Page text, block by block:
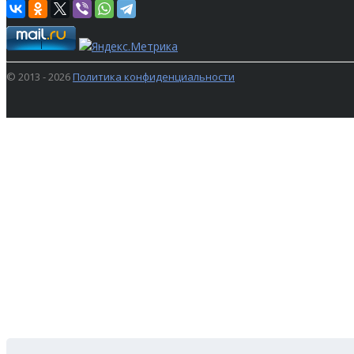
© 2013 - 2026Политика конфиденциальности